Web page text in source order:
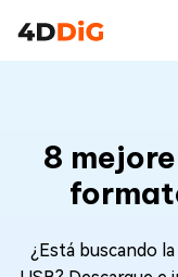
8
¿Está buscando